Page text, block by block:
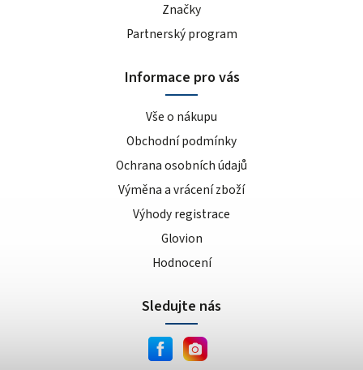
Značky
Partnerský program
Informace pro vás
Vše o nákupu
Obchodní podmínky
Ochrana osobních údajů
Výměna a vrácení zboží
Výhody registrace
Glovion
Hodnocení
Sledujte nás